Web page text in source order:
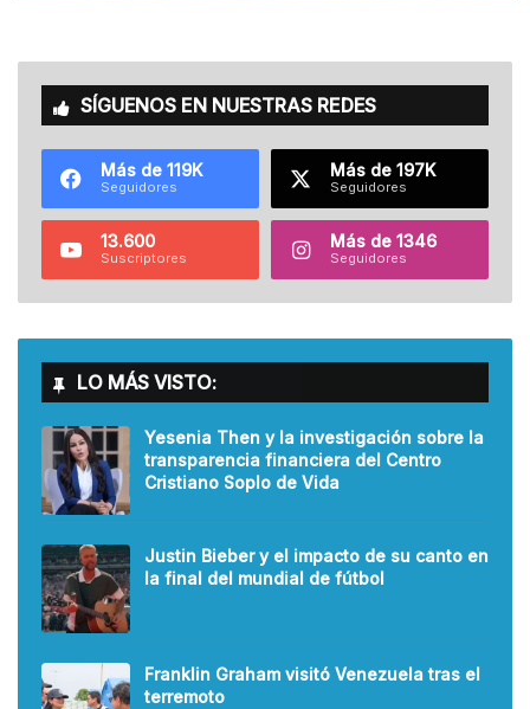
SÍGUENOS EN NUESTRAS REDES
Más de 119K
Seguidores
Más de 197K
Seguidores
13.600
Suscriptores
Más de 1346
Seguidores
LO MÁS VISTO:
Yesenia Then y la investigación sobre la
transparencia financiera del Centro
Cristiano Soplo de Vida
Justin Bieber y el impacto de su canto en
la final del mundial de fútbol
Franklin Graham visitó Venezuela tras el
terremoto